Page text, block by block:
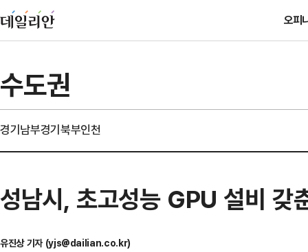
오피
수도권
경기남부경기북부인천
성남시, 초고성능 GPU 설비 갖
유진상 기자 (yjs@dailian.co.kr)